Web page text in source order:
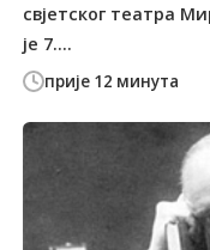
прије 12 минута
свјетског театра
је 7....